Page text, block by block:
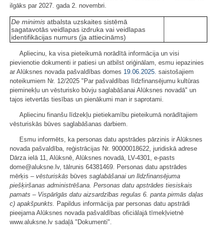
ilgāks par 2027. gada 2. novembri.
De minimis atbalsta uzskaites sistēmā
sagatavotās veidlapas izdruka vai veidlapas
identifikācijas numurs (ja attiecināms)
Apliecinu, ka visa pieteikumā norādītā informācija un visi
pievienotie dokumenti ir patiesi un atbilst oriģinālam, esmu iepazinies
ar Alūksnes novada pašvaldības domes 19.06.2025. saistošajiem
noteikumiem Nr. 12/2025 "Par pašvaldības līdzfinansējumu kultūras
pieminekļu un vēsturisko būvju saglabāšanai Alūksnes novadā" un
tajos ietvertās tiesības un pienākumi man ir saprotami.
Apliecinu finanšu līdzekļu pietiekamību pieteikumā norādītajiem
vēsturiskās būves saglabāšanas darbiem.
Esmu informēts, ka personas datu apstrādes pārzinis ir Alūksnes
novada pašvaldība, reģistrācijas Nr. 90000018622, juridiskā adrese
Dārza ielā 11, Alūksnē, Alūksnes novadā, LV-4301, e-pasts
dome@aluksne.lv, tālrunis 64381469. Personas datu apstrādes
mērķis – vēsturiskās būves saglabāšanai un līdzfinansējuma
piešķiršanas administrēšana. Personas datu apstrādes tiesiskais
pamats – Vispārīgās datu aizsardzības regulas 6. panta pirmās daļas
c) apakšpunkts. Papildus informācija par personas datu apstrādi
pieejama Alūksnes novada pašvaldības oficiālajā tīmekļvietnē
www.aluksne.lv sadaļā "Dokumenti".